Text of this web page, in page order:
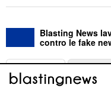
Blasting News
contro le fake
ABOUT